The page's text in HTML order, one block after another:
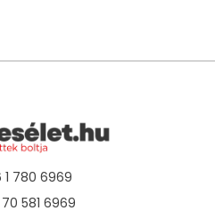
1 780 6969
581 6969